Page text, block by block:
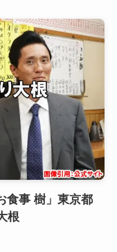
食事 樹」東京都
根